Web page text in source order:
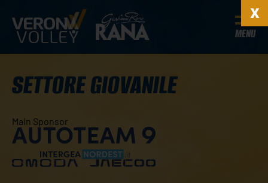
MENU
SETTORE GIOVANILE
Main Sponsor